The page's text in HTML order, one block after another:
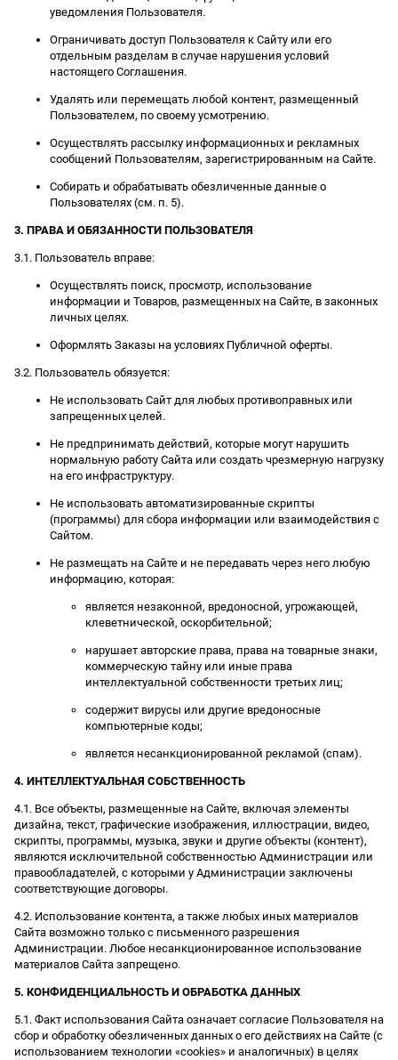
уведомления Пользователя.
Ограничивать доступ Пользователя к Сайту или его
отдельным разделам в случае нарушения условий
настоящего Соглашения.
Удалять или перемещать любой контент, размещенный
Пользователем, по своему усмотрению.
Осуществлять рассылку информационных и рекламных
сообщений Пользователям, зарегистрированным на Сайте.
Собирать и обрабатывать обезличенные данные о
Пользователях (см. п. 5).
3. ПРАВА И ОБЯЗАННОСТИ ПОЛЬЗОВАТЕЛЯ
3.1. Пользователь вправе:
Осуществлять поиск, просмотр, использование
информации и Товаров, размещенных на Сайте, в законных
личных целях.
Оформлять Заказы на условиях Публичной оферты.
3.2. Пользователь обязуется:
Не использовать Сайт для любых противоправных или
запрещенных целей.
Не предпринимать действий, которые могут нарушить
нормальную работу Сайта или создать чрезмерную нагрузку
на его инфраструктуру.
Не использовать автоматизированные скрипты
(программы) для сбора информации или взаимодействия с
Сайтом.
Не размещать на Сайте и не передавать через него любую
информацию, которая:
является незаконной, вредоносной, угрожающей,
клеветнической, оскорбительной;
нарушает авторские права, права на товарные знаки,
коммерческую тайну или иные права
интеллектуальной собственности третьих лиц;
содержит вирусы или другие вредоносные
компьютерные коды;
является несанкционированной рекламой (спам).
4. ИНТЕЛЛЕКТУАЛЬНАЯ СОБСТВЕННОСТЬ
4.1. Все объекты, размещенные на Сайте, включая элементы
дизайна, текст, графические изображения, иллюстрации, видео,
скрипты, программы, музыка, звуки и другие объекты (контент),
являются исключительной собственностью Администрации или
правообладателей, с которыми у Администрации заключены
соответствующие договоры.
4.2. Использование контента, а также любых иных материалов
Сайта возможно только с письменного разрешения
Администрации. Любое несанкционированное использование
материалов Сайта запрещено.
5. КОНФИДЕНЦИАЛЬНОСТЬ И ОБРАБОТКА ДАННЫХ
5.1. Факт использования Сайта означает согласие Пользователя на
сбор и обработку обезличенных данных о его действиях на Сайте (с
использованием технологии «cookies» и аналогичных) в целях